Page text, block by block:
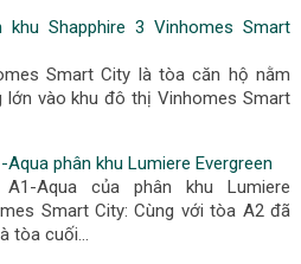
khu Shapphire 3 Vinhomes Smart
Smart City là tòa căn hộ nằm
lớn vào khu đô thị Vinhomes Smart
phân khu Lumiere Evergreen
Aqua của phân khu Lumiere
Smart City: Cùng với tòa A2 đã
tòa cuối…